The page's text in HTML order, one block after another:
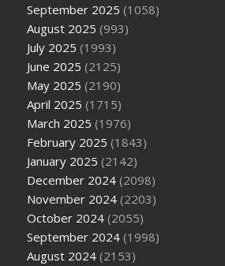
September 2025 (1058)
August 2025 (993)
July 2025 (1993)
June 2025 (2125)
May 2025 (2190)
April 2025 (1715)
March 2025 (1976)
February 2025 (1843)
January 2025 (2142)
December 2024 (2098)
November 2024 (2203)
October 2024 (2055)
September 2024 (1998)
August 2024 (2153)